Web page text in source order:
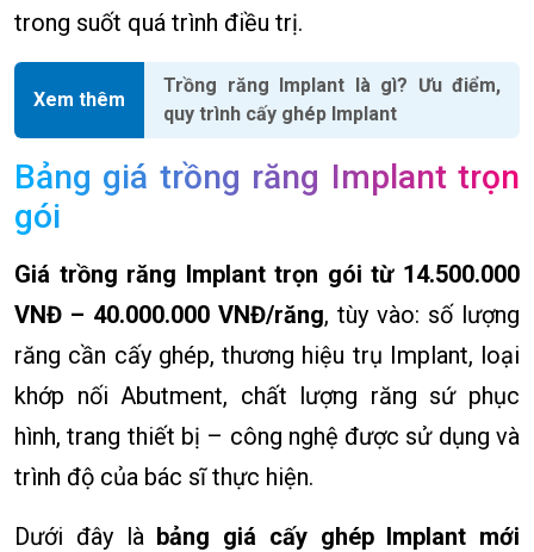
trong suốt quá trình điều trị.
Xem thêm
Trồng răng Implant là gì? Ưu điểm,
quy trình cấy ghép Implant
Bảng giá trồng răng Implant trọn
gói
Giá trồng răng Implant trọn gói từ 14.500.000
VNĐ – 40.000.000 VNĐ/răng, tùy vào: số lượng
răng cần cấy ghép, thương hiệu trụ Implant, loại
khớp nối Abutment, chất lượng răng sứ phục
hình, trang thiết bị – công nghệ được sử dụng và
trình độ của bác sĩ thực hiện.
Dưới đây là bảng giá cấy ghép Implant mới